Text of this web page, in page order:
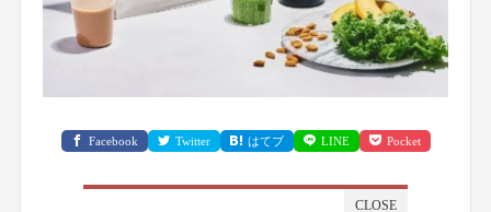
Facebook Twitter はてブ LINE Pocket